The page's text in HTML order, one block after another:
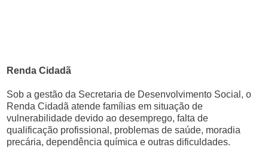
Renda Cidadã
Sob a gestão da Secretaria de Desenvolvimento Social, o
Renda Cidadã atende famílias em situação de
vulnerabilidade devido ao desemprego, falta de
qualificação profissional, problemas de saúde, moradia
precária, dependência química e outras dificuldades.